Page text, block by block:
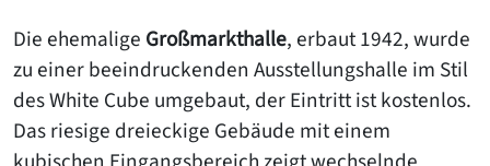
Die ehemalige Großmarkthalle, erbaut 1942, wurde
zu einer beeindruckenden Ausstellungshalle im Stil
des White Cube umgebaut, der Eintritt ist kostenlos.
Das riesige dreieckige Gebäude mit einem